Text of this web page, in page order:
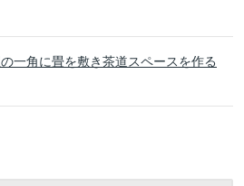
一角に畳を敷き茶道スペースを作る